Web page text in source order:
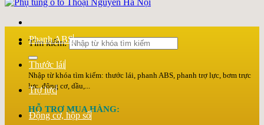
Tìm kiếm:
Nhập từ khóa tìm kiếm: thước lái, phanh ABS, phanh trợ lực, bơm trực
lực, động cơ, dầu,...
HỖ TRỢ MUA HÀNG:
Phanh ABS
Thước lái
Trợ lực
Động cơ, hộp số